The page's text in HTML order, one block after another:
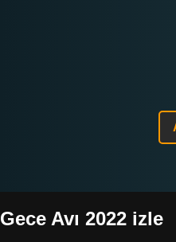
Gece Avı 2022 izle